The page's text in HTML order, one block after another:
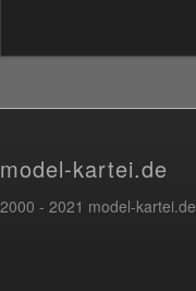
model-kartei.de
2000 - 2021 model-kartei.de